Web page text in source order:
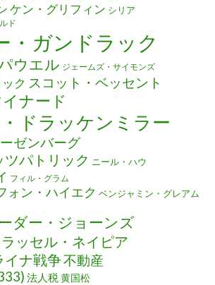
ケン・グリフィン シリア
ド
・ガンドラック
ウエル ジェームズ・サイモンズ
ク スコット・ベッセント
ナード
ドラッケンミラー
ゼンバーグ
ツパトリック ニール・ハウ
フィル・グラム
ォン・ハイエク ベンジャミン・グレアム
ダー・ジョーンズ
ラッセル・ネイピア
イナ戦争不動産
法人税黄国松